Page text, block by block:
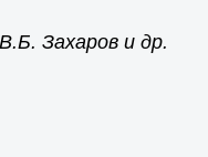
Захаров и др.